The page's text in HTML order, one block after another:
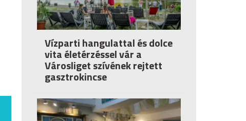
Vízparti hangulattal és dolce
vita életérzéssel vár a
Városliget szívének rejtett
gasztrokincse